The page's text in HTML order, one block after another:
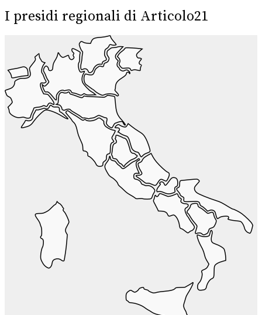
I presidi regionali di Articolo21